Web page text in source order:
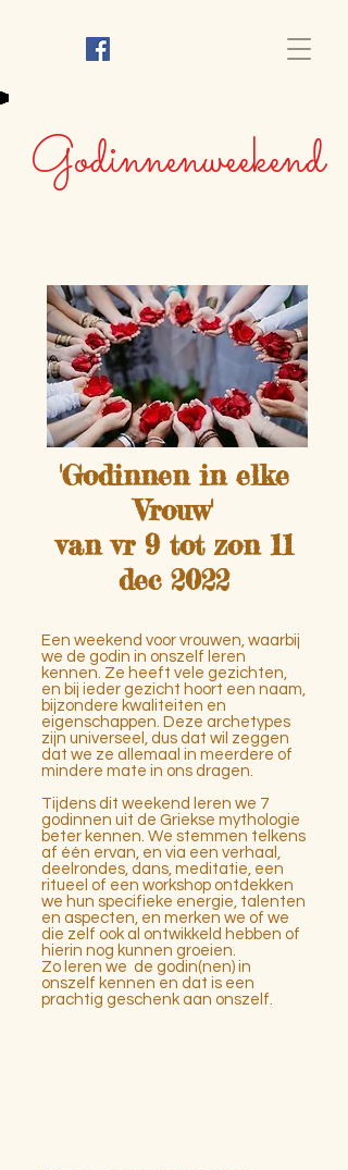
Godinnenweekend
'Godinnen in elke
Vrouw'
van vr 9 tot zon 11
dec 2022
Een weekend voor vrouwen, waarbij
we de godin in onszelf leren
kennen. Ze heeft vele gezichten,
en bij ieder gezicht hoort een naam,
bijzondere kwaliteiten en
eigenschappen. Deze archetypes
zijn universeel, dus dat wil zeggen
dat we ze allemaal in meerdere of
mindere mate in ons dragen.
Tijdens dit weekend leren we 7
godinnen uit de Griekse mythologie
beter kennen. We stemmen telkens
af één ervan, en via een verhaal,
deelrondes, dans, meditatie, een
ritueel of een workshop ontdekken
we hun specifieke energie, talenten
en aspecten, en merken we of we
die zelf ook al ontwikkeld hebben of
hierin nog kunnen groeien.
Zo leren we de godin(nen) in
onszelf kennen en dat is een
prachtig geschenk aan onszelf.